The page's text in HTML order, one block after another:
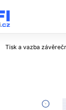
Tisk a vazba